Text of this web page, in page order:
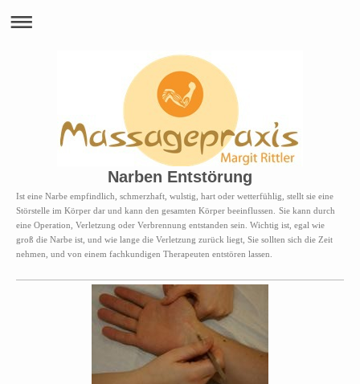
Narben Entstörung
Ist eine Narbe empfindlich, schmerzhaft, wulstig, hart oder wetterfühlig, stellt sie eine
Störstelle im Körper dar und kann den gesamten Körper beeinflussen.
Sie kann durch
eine Operation, Verletzung oder Verbrennung entstanden sein. Wichtig ist, egal wie
groß die Narbe ist, und wie lange die Verletzung zurück liegt, Sie sollten sich die Zeit
nehmen, und von einem fachkundigen Therapeuten entstören lassen.